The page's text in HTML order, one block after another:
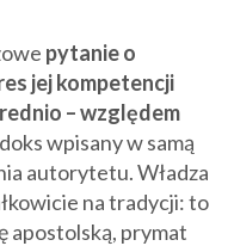
pytanie o
jej kompetencji
– względem
wpisany w samą
autorytetu. Władza
na tradycji: to
apostolską, prymat